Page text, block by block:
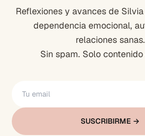
Reflexiones y avances de
dependencia emocional,
relaciones sanas.
Sin spam. Solo
SUSCRIBIRME →